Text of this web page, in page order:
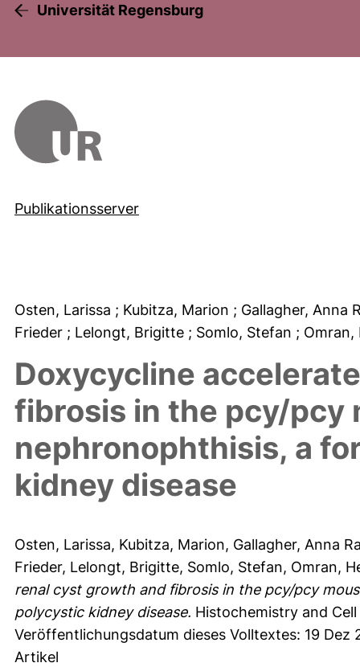
Universität Regensburg
Publikationsserver
Osten, Larissa ; Kubitza, Marion ; Gallagher, Anna
Frieder ; Lelongt, Brigitte ; Somlo, Stefan ;
Doxycycline
fibrosis in the pcy/pcy
nephronophthisis, a
kidney disease
Osten, Larissa, Kubitza, Marion, Gallagher, Anna
Frieder, Lelongt, Brigitte, Somlo, Stefan, Omran,
renal cyst growth and fibrosis in the pcy/pcy
polycystic kidney disease. Histochemistry and
Veröffentlichungsdatum dieses Volltextes: 19 Dez
Artikel